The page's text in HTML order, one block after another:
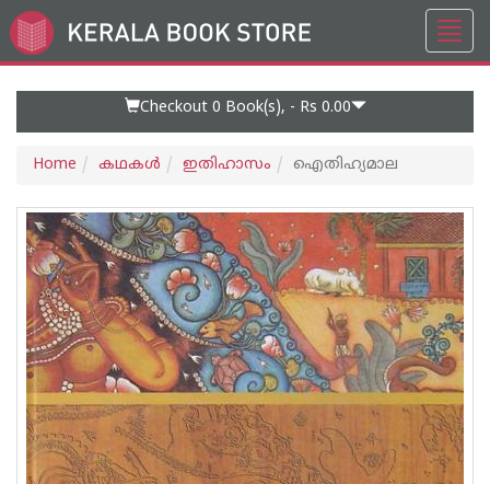
Go
to
Checkout 0 Book(s), - Rs 0.00
Home കഥകള്‍ ഇതിഹാസം ഐതിഹ്യമാല